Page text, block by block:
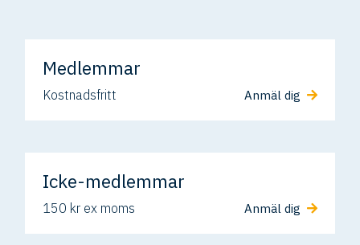
Medlemmar
Kostnadsfritt Anmäl dig
Icke-medlemmar
150 kr ex moms Anmäl dig